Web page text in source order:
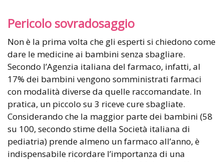
Pericolo sovradosaggio
Non è la prima volta che gli esperti si chiedono come
dare le medicine ai bambini senza sbagliare.
Secondo l’Agenzia italiana del farmaco, infatti, al
17% dei bambini vengono somministrati farmaci
con modalità diverse da quelle raccomandate. In
pratica, un piccolo su 3 riceve cure sbagliate.
Considerando che la maggior parte dei bambini (58
su 100, secondo stime della Società italiana di
pediatria) prende almeno un farmaco all’anno, è
indispensabile ricordare l’importanza di una